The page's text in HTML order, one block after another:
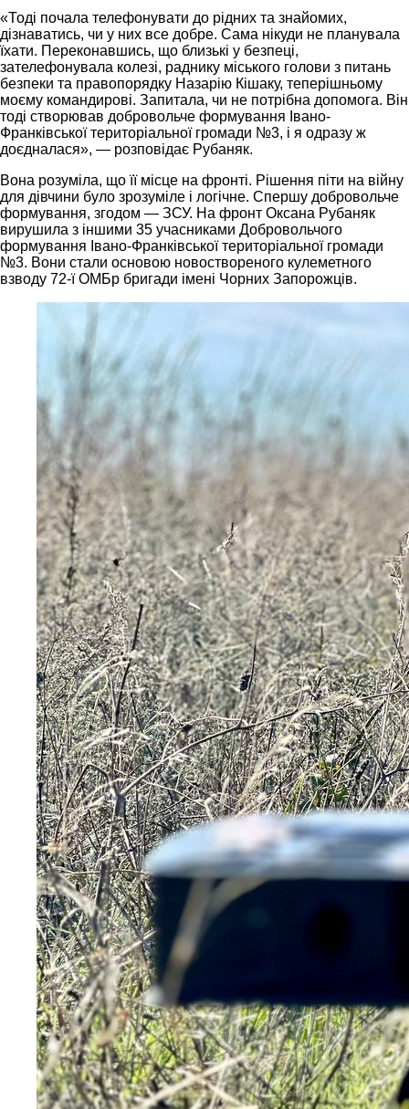
«Тоді почала телефонувати до рідних та знайомих,
дізнаватись, чи у них все добре. Сама нікуди не планувала
їхати. Переконавшись, що близькі у безпеці,
зателефонувала колезі, раднику міського голови з питань
безпеки та правопорядку Назарію Кішаку, теперішньому
моєму командирові. Запитала, чи не потрібна допомога. Він
тоді створював добровольче формування Івано-
Франківської територіальної громади №3, і я одразу ж
доєдналася», — розповідає Рубаняк.
Вона розуміла, що її місце на фронті. Рішення піти на війну
для дівчини було зрозуміле і логічне. Спершу добровольче
формування, згодом — ЗСУ. На фронт Оксана Рубаняк
вирушила з іншими 35 учасниками Добровольчого
формування Івано-Франківської територіальної громади
№3. Вони стали основою новоствореного кулеметного
взводу 72-ї ОМБр бригади імені Чорних Запорожців.